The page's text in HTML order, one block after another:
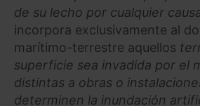
de su lecho por cualquier
incorpora exclusivamente al
marítimo-terrestre aquellos
superficie sea invadida por el
distintas a obras o
determinen la inundación